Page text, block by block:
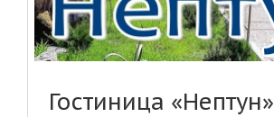
Гостиница «Нептун»